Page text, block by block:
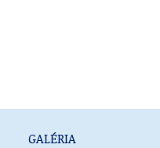
GALÉRIA